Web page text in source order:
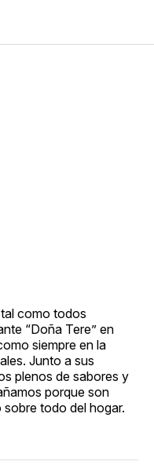
tal como todos
“Doña Tere” en
siempre en la
Junto a sus
plenos de sabores y
porque son
todo del hogar.